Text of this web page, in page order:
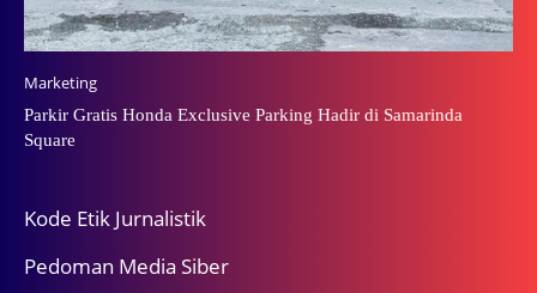
Marketing
Parkir Gratis Honda Exclusive Parking Hadir di Samarinda
Square
Kode Etik Jurnalistik
Pedoman Media Siber